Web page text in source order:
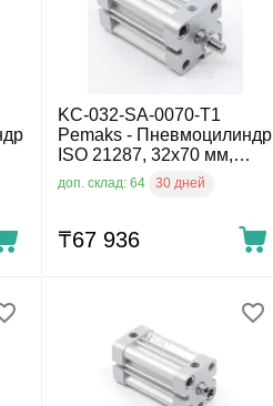
KC-032-SA-0070-T1
Pemaks - Пневмоцилиндр
ISO 21287, 32x70 мм,
двуст. действ., нар.
резьба
доп. склад: 64 30 дней
₸67 936